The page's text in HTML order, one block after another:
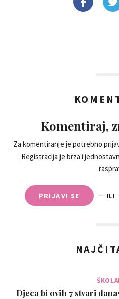
Komentiraj,
Za komentiranje je potrebno
Registracija je brza i
PRIJAVI SE ILI
Djeca bi ovih 7 stvari